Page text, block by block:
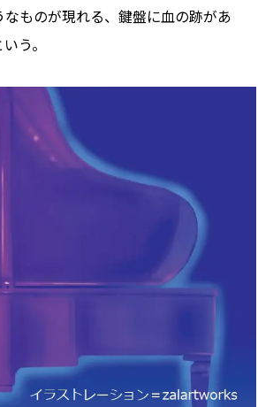
ものが現れる、鍵盤に血の跡があ
う。